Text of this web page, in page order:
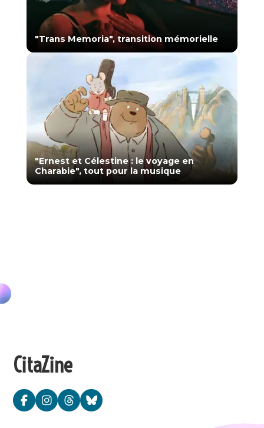
"Trans Memoria", transition mémorielle
"Ernest et Célestine : le voyage en
Charabie", tout pour la musique
CitaZine